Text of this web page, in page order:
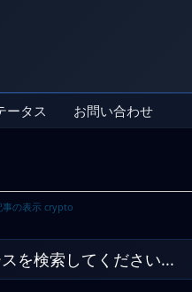
ータス お問い合わせ
事の表示 crypto